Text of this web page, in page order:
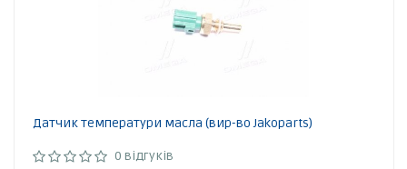
Датчик температури масла (вир-во Jakoparts)
0 відгуків